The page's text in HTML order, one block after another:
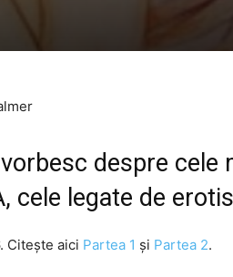
despre
cele legate de
Citește aici Partea 1 și Partea 2.